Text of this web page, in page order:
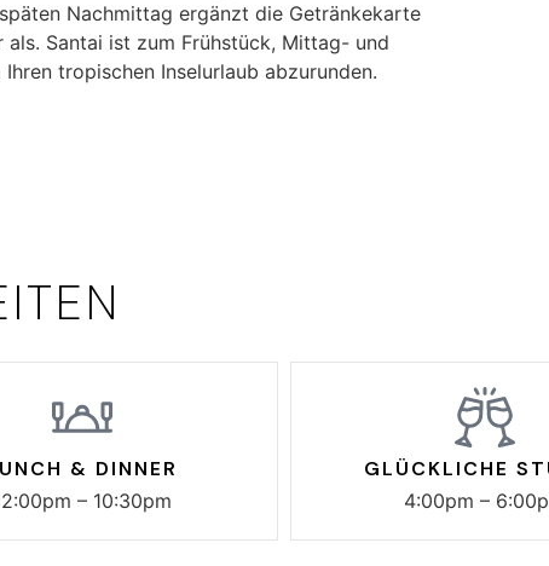
Nachmittag ergänzt die Getränkekarte
Santai ist zum Frühstück, Mittag- und
tropischen Inselurlaub abzurunden.
& DINNER
– 10:30pm
GLÜCKLICHE
4:00pm –